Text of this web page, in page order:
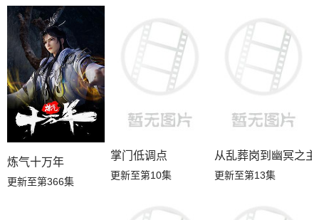
第04集
第01集
炼气十万年
更新至第366集
掌门低调点
更新至第10集
从乱葬岗到幽冥之主
更新至第13集